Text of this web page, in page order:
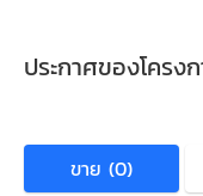
ประกาศของโครง
ขาย (0)